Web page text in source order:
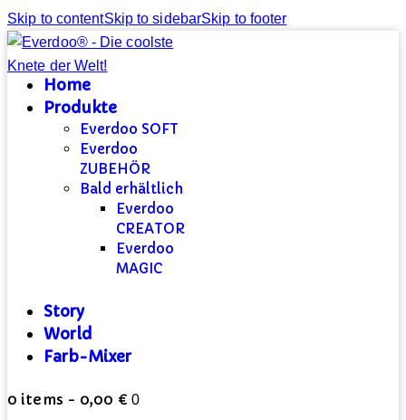
Skip to contentSkip to sidebarSkip to footer
Home
Produkte
Everdoo SOFT
Everdoo
ZUBEHÖR
Bald erhältlich
Everdoo
CREATOR
Everdoo
MAGIC
Story
World
Farb-Mixer
0 items - 0,00 € 0